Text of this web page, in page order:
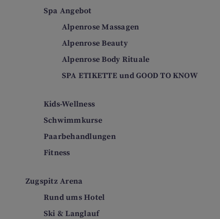
Spa Angebot
Alpenrose Massagen
Alpenrose Beauty
Alpenrose Body Rituale
SPA ETIKETTE und GOOD TO KNOW
Kids-Wellness
Schwimmkurse
Paarbehandlungen
Fitness
Zugspitz Arena
Rund ums Hotel
Ski & Langlauf